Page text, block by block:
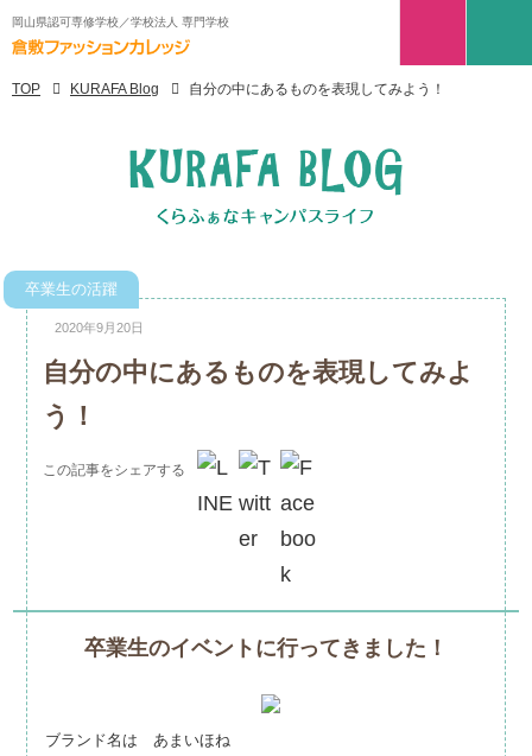
岡山県認可専修学校／学校法人 専門学校
TOP KURAFA Blog 自分の中にあるものを表現してみよう！
卒業生の活躍
2020年9月20日
自分の中にあるものを表現してみよ
う！
この記事をシェアする
卒業生のイベントに行ってきました！
ブランド名は あまいほね